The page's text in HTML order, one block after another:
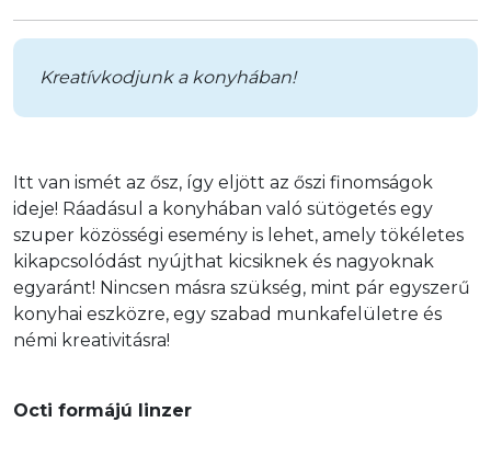
Kreatívkodjunk a konyhában!
Itt van ismét az ősz, így eljött az őszi finomságok
ideje! Ráadásul a konyhában való sütögetés egy
szuper közösségi esemény is lehet, amely tökéletes
kikapcsolódást nyújthat kicsiknek és nagyoknak
egyaránt! Nincsen másra szükség, mint pár egyszerű
konyhai eszközre, egy szabad munkafelületre és
némi kreativitásra!
Octi formájú linzer